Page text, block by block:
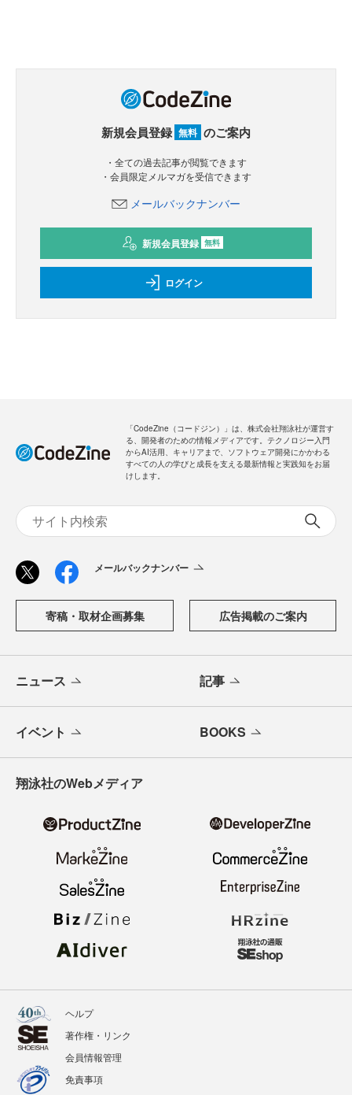
新規会員登録 無料 のご案内
・全ての過去記事が閲覧できます
・会員限定メルマガを受信できます
メールバックナンバー
新規会員登録 無料
ログイン
「CodeZine（コードジン）」は、株式会社翔泳社が運営す
る、開発者のための情報メディアです。テクノロジー入門
からAI活用、キャリアまで、ソフトウェア開発にかかわる
すべての人の学びと成長を支える最新情報と実践知をお届
けします。
メールバックナンバー
寄稿・取材企画募集 広告掲載のご案内
ニュース 記事
イベント BOOKS
翔泳社のWebメディア
ヘルプ
著作権・リンク
会員情報管理
免責事項